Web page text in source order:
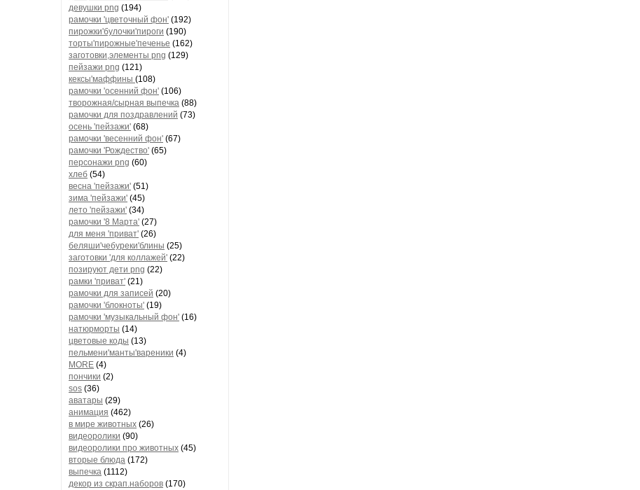
девушки png (194)
рамочки 'цветочный фон' (192)
пирожки'булочки'пироги (190)
торты'пирожные'печенье (162)
заготовки,элементы png (129)
пейзажи png (121)
кексы'маффины (108)
рамочки 'осенний фон' (106)
творожная/сырная выпечка (88)
рамочки для поздравлений (73)
осень 'пейзажи' (68)
рамочки 'весенний фон' (67)
рамочки 'Рождество' (65)
персонажи png (60)
хлеб (54)
весна 'пейзажи' (51)
зима 'пейзажи' (45)
лето 'пейзажи' (34)
рамочки '8 Марта' (27)
для меня 'приват' (26)
беляши'чебуреки'блины (25)
заготовки 'для коллажей' (22)
позируют дети png (22)
рамки 'приват' (21)
рамочки для записей (20)
рамочки 'блокноты' (19)
рамочки 'музыкальный фон' (16)
натюрморты (14)
цветовые коды (13)
пельмени'манты'вареники (4)
MORE (4)
пончики (2)
sos (36)
аватары (29)
анимация (462)
в мире животных (26)
видеоролики (90)
видеоролики про животных (45)
вторые блюда (172)
выпечка (1112)
декор из скрап.наборов (170)